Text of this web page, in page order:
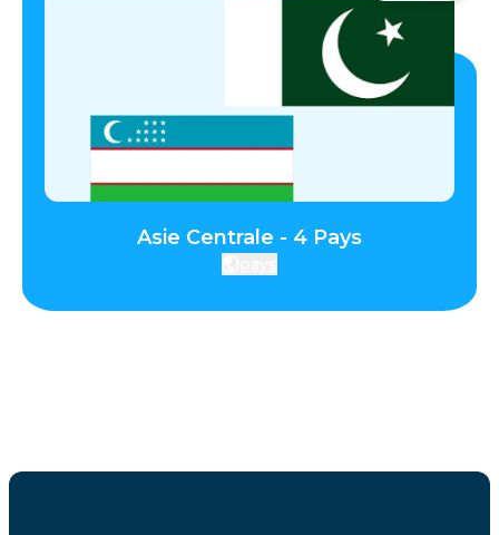
Asie Centrale - 4 Pays